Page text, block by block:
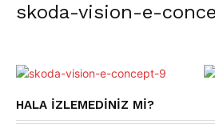
skoda-vision-e-
HALA IZLEMEDINIZ MI?